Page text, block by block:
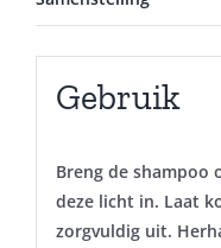
Gebruik
Breng de shampoo
deze licht in. Laat
zorgvuldig uit.